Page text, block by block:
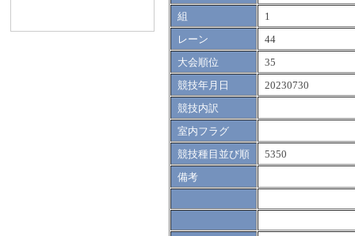
組
1
レーン
44
大会順位
35
競技年月日
20230730
競技内訳
室内フラグ
競技種目並び順
5350
備考